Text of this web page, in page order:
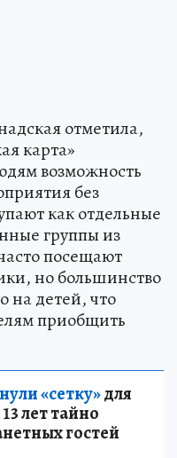
отметила,
карта»
возможность
без
как отдельные
группы из
посещают
но большинство
на детей, что
приобщить
«сетку»для
лет тайно
гостей